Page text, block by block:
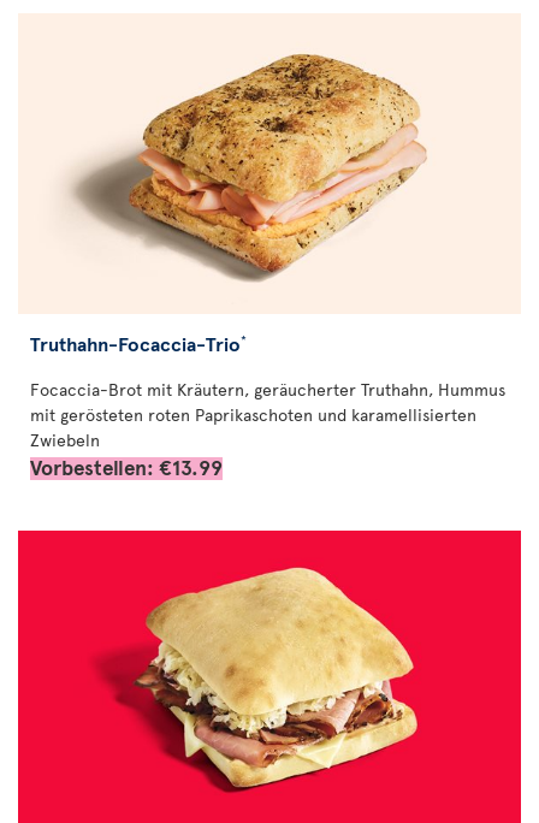
Truthahn-Focaccia-Trio*
Focaccia-Brot mit Kräutern, geräucherter Truthahn, Hummus
mit gerösteten roten Paprikaschoten und karamellisierten
Zwiebeln
Vorbestellen: €13.99